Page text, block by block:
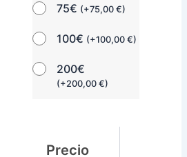
75€ (+75,00€)
100€ (+100,00€)
200€
(+200,00€)
Precio